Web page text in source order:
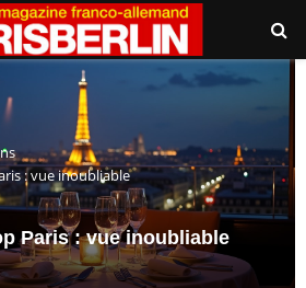
: vue inoubliable
Paris : vue inoubliable